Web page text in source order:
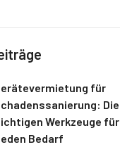
für
Die
Werkzeuge für
Bedarf